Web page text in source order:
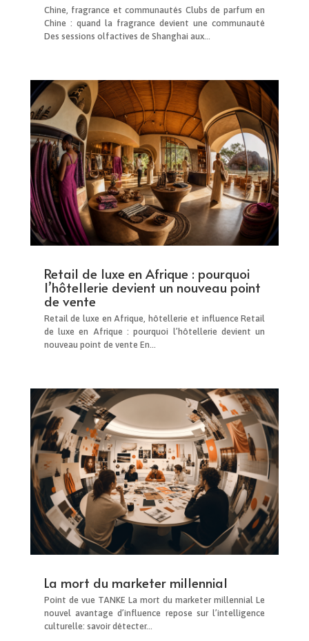
Chine, fragrance et communautés Clubs de parfum en
Chine : quand la fragrance devient une communauté
Des sessions olfactives de Shanghai aux...
Retail de luxe en Afrique : pourquoi
l’hôtellerie devient un nouveau point
de vente
Retail de luxe en Afrique, hôtellerie et influence Retail
de luxe en Afrique : pourquoi l’hôtellerie devient un
nouveau point de vente En...
La mort du marketer millennial
Point de vue TANKE La mort du marketer millennial Le
nouvel avantage d’influence repose sur l’intelligence
culturelle: savoir détecter...